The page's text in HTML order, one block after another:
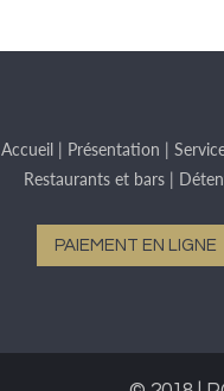
Accueil | Présentation |
Restaurants et bars |
PAIEMENT EN LIGNE